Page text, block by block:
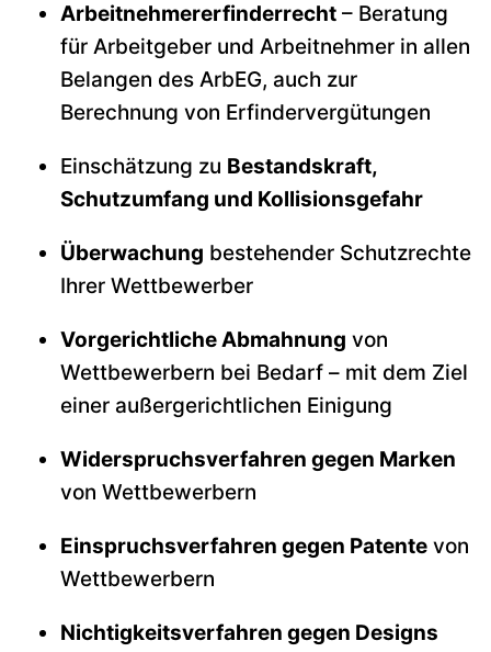
Arbeitnehmererfinderrecht – Beratung
für Arbeitgeber und Arbeitnehmer in allen
Belangen des ArbEG, auch zur
Berechnung von Erfindervergütungen
Einschätzung zu Bestandskraft,
Schutzumfang und Kollisionsgefahr
Überwachung bestehender Schutzrechte
Ihrer Wettbewerber
Vorgerichtliche Abmahnung von
Wettbewerbern bei Bedarf – mit dem Ziel
einer außergerichtlichen Einigung
Widerspruchsverfahren gegen Marken
von Wettbewerbern
Einspruchsverfahren gegen Patente von
Wettbewerbern
Nichtigkeitsverfahren gegen Designs